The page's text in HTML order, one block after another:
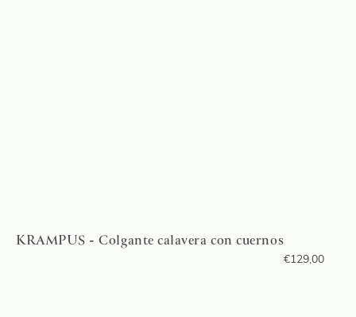
KRAMPUS - Colgante calavera con cuernos
€129,00